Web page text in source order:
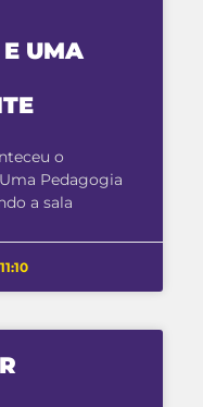
UMA
o
Pedagogia
a sala
11:10